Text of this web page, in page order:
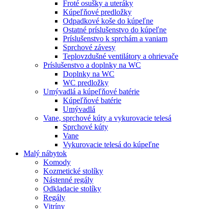
Froté osušky a uteráky
Kúpeľňové predložky
Odpadkové koše do kúpeľne
Ostatné príslušenstvo do kúpeľne
Príslušenstvo k sprchám a vaniam
Sprchové závesy
Teplovzdušné ventilátory a ohrievače
Príslušenstvo a doplnky na WC
Doplnky na WC
WC predložky
Umývadlá a kúpeľňové batérie
Kúpeľňové batérie
Umývadlá
Vane, sprchové kúty a vykurovacie telesá
Sprchové kúty
Vane
Vykurovacie telesá do kúpeľne
Malý nábytok
Komody
Kozmetické stolíky
Nástenné regály
Odkladacie stolíky
Regály
Vitríny